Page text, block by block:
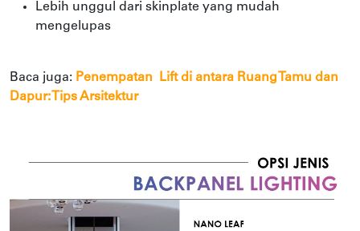
Lebih unggul dari skinplate yang mudah
mengelupas
Baca juga: Penempatan Lift di antara Ruang Tamu dan
Dapur: Tips Arsitektur